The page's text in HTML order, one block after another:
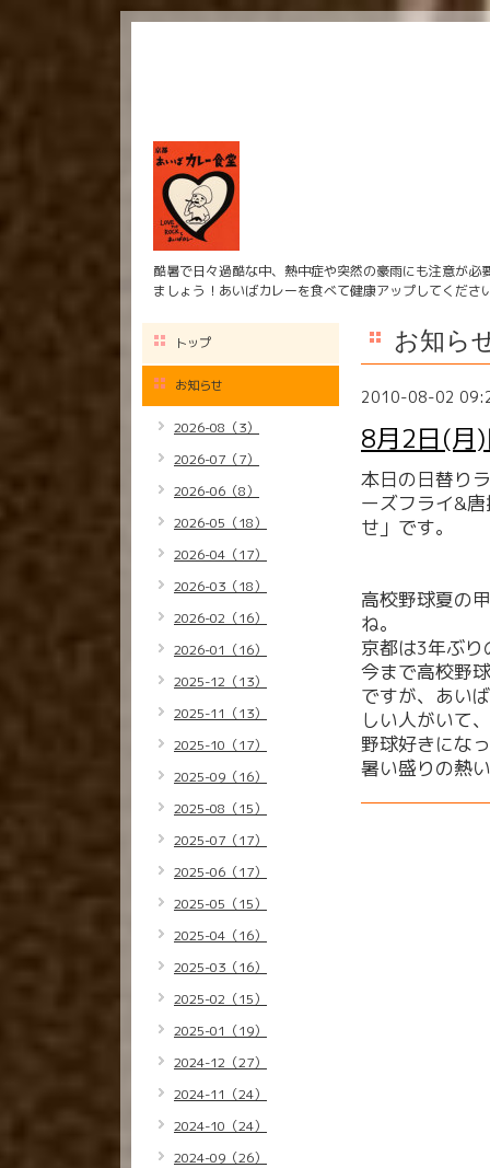
酷暑で日々過酷な中、熱中症や突然の豪雨にも注意が
ましょう！あいばカレーを食べて健康アップしてくださ
お知ら
2010-08-02
8月2日(月
本日の日替り
ーズフライ&
せ」です。
高校野球夏の
ね。
京都は3年ぶ
今まで高校野
ですが、あい
しい人がいて
野球好きにな
暑い盛りの熱
トップ
お知らせ
2026-08（3）
2026-07（7）
2026-06（8）
2026-05（18）
2026-04（17）
2026-03（18）
2026-02（16）
2026-01（16）
2025-12（13）
2025-11（13）
2025-10（17）
2025-09（16）
2025-08（15）
2025-07（17）
2025-06（17）
2025-05（15）
2025-04（16）
2025-03（16）
2025-02（15）
2025-01（19）
2024-12（27）
2024-11（24）
2024-10（24）
2024-09（26）